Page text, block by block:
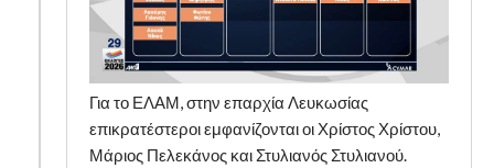
Για το ΕΛΑΜ, στην επαρχία Λευκωσίας
επικρατέστεροι εμφανίζονται οι Χρίστος Χρίστου,
Μάριος Πελεκάνος και Στυλιανός Στυλιανού.